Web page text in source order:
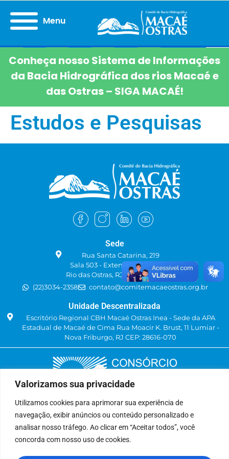
Valorizamos sua privacidade
Utilizamos cookies para aprimorar sua experiência de
navegação, exibir anúncios ou conteúdo personalizado e
analisar nosso tráfego. Ao clicar em “Aceitar todos”, você
concorda com nosso uso de cookies.
Menu
Conheça nosso Sistema de Informações
da Bacia Hidrográfica dos rios Macaé e
das Ostras – SIGA MACAÉ!
Estudos e Pesquisas
Sede
Rua Santa Catarina, 219
Sala 503 - Extensão do Bosque
Rio das Ostras, RJ CEP: 28893-298
(22)3034-2358
contato@comitemacaeostras.org.br
Unidade Descentralizada
Escritório Regional CBH Macaé Ostras Inea - Sede da APA
Estadual de Macaé de Cima Rua Moacir K. Brust, 11 Lumiar -
Nova Friburgo, RJ CEP: 28616-070
Delegatária (CILSJ)
Rua: Avenida Um, n° 01, Lote 01, Quadra 11